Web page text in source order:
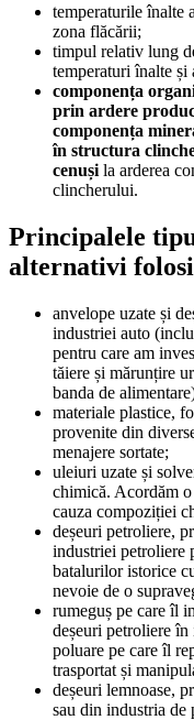
temperaturile înalte
zona flăcării;
timpul relativ lung
temperaturi înalte și
componența
prin ardere
componența
în structura
cenuși la arderea
clincherului.
Principalele
alternativi
anvelope uzate și
industriei auto
pentru care am
tăiere și mărunțire
banda de
materiale plastice,
provenite din
menajere sortate;
uleiuri uzate și
chimică. Acordăm
cauza compoziției
deșeuri petroliere,
industriei petroliere
batalurilor istorice
nevoie de o
rumeguș pe care îl
deșeuri petroliere
poluare pe care îl
trasportat și
deșeuri lemnoase,
sau din industria de